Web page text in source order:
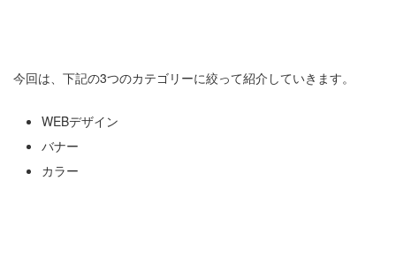
今回は、下記の3つのカテゴリーに絞って紹介していきます。
WEBデザイン
バナー
カラー